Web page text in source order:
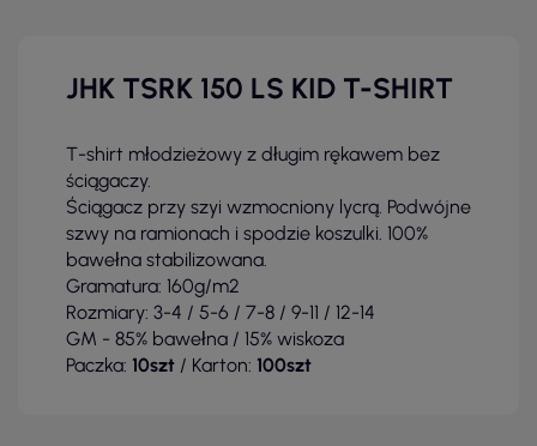
JHK TSRK 150 LS KID T-SHIRT
T-shirt młodzieżowy z długim rękawem bez
ściągaczy.
Ściągacz przy szyi wzmocniony lycrą. Podwójne
szwy na ramionach i spodzie koszulki. 100%
bawełna stabilizowana.
Gramatura: 160g/m2
Rozmiary: 3-4 / 5-6 / 7-8 / 9-11 / 12-14
GM - 85% bawełna / 15% wiskoza
Paczka: 10szt / Karton: 100szt